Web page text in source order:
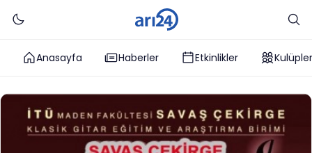
Anasayfa Haberler Etkinlikler Kulüpler